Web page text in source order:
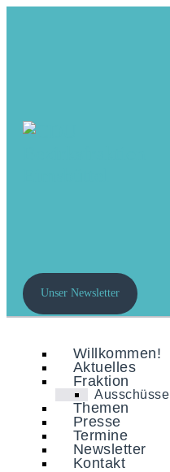
Unser Newsletter
Willkommen!
Aktuelles
Fraktion
Ausschüsse
Themen
Presse
Termine
Newsletter
Kontakt